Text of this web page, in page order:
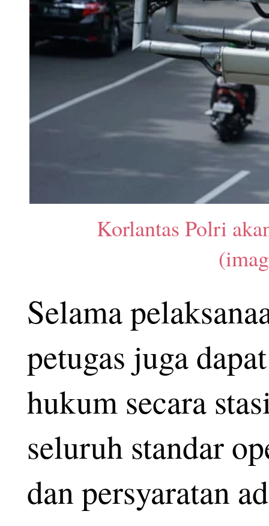
Korlantas Polri
Selama
petugas juga
hukum secara
seluruh standar
dan persyaratan